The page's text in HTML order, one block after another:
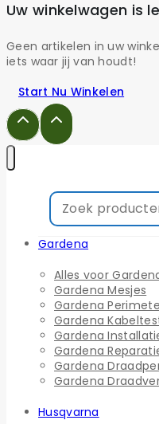
Uw winkelwagen is
Geen artikelen in uw
iets waar jij van houdt!
Start Nu Winkelen
Gardena
Alles voor
Gardena Mesjes
Gardena
Gardena
Gardena
Gardena
Gardena
Gardena
Husqvarna